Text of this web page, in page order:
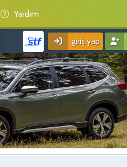
Yardım
giriş yap